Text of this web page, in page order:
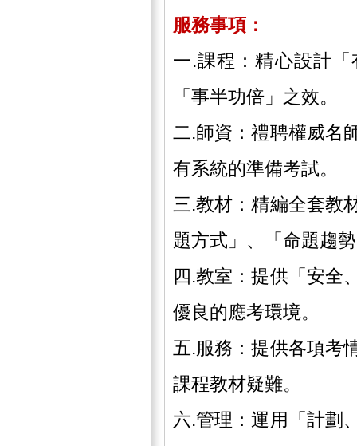
服務事項：
一.課程：精心設計
「事半功倍」之效。
二.師資：禮聘權威名
有系統的準備考試。
三.教材：精編全套教
題方式」、「命題趨
四.教室：提供「安全
優良的應考環境。
五.服務：提供各項考
課程教材疑難。
六.管理：運用「計劃